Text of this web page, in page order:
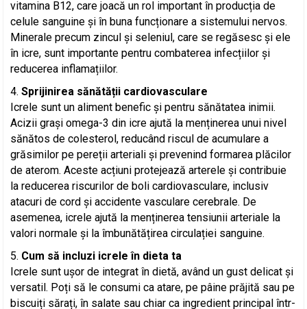
vitamina B12, care joacă un rol important în producția de
celule sanguine și în buna funcționare a sistemului nervos.
Minerale precum zincul și seleniul, care se regăsesc și ele
în icre, sunt importante pentru combaterea infecțiilor și
reducerea inflamațiilor.
Sprijinirea sănătății cardiovasculare
Icrele sunt un aliment benefic și pentru sănătatea inimii.
Acizii grași omega-3 din icre ajută la menținerea unui nivel
sănătos de colesterol, reducând riscul de acumulare a
grăsimilor pe pereții arteriali și prevenind formarea plăcilor
de aterom. Aceste acțiuni protejează arterele și contribuie
la reducerea riscurilor de boli cardiovasculare, inclusiv
atacuri de cord și accidente vasculare cerebrale. De
asemenea, icrele ajută la menținerea tensiunii arteriale la
valori normale și la îmbunătățirea circulației sanguine.
Cum să incluzi icrele în dieta ta
Icrele sunt ușor de integrat în dietă, având un gust delicat și
versatil. Poți să le consumi ca atare, pe pâine prăjită sau pe
biscuiți sărați, în salate sau chiar ca ingredient principal într-